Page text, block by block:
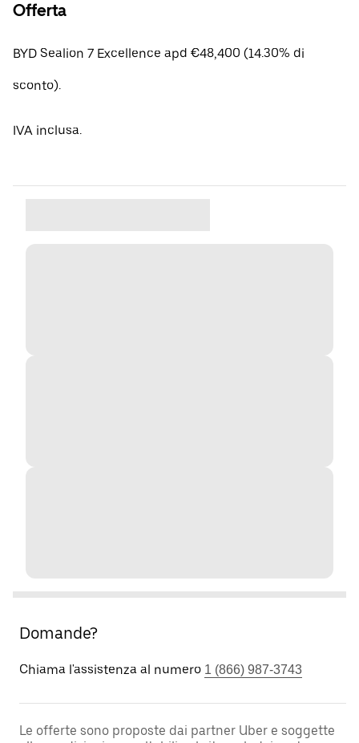
Offerta
BYD Sealion 7 Excellence apd €48,400 (14.30% di
sconto).
IVA inclusa.
Domande?
Chiama l'assistenza al numero 1 (866) 987-3743
Le offerte sono proposte dai partner Uber e soggette